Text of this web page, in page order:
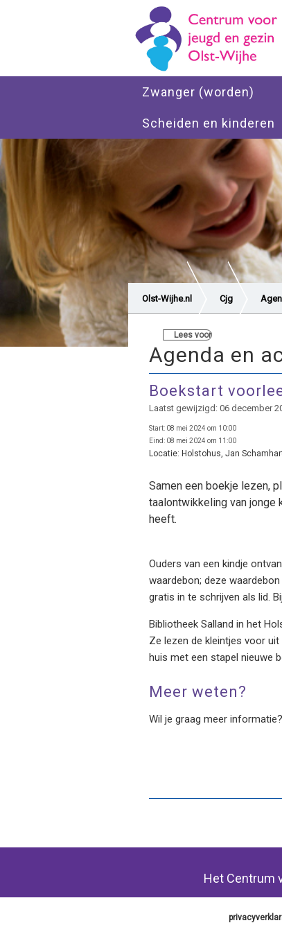
Zwanger (worden)
Scheiden en kinderen
Olst-Wijhe.nl Cjg
Lees voor
Agenda en
Boekstart
Laatst gewijzigd: 06 december
Start: 08 mei 2024 om 10:00
Eind: 08 mei 2024 om 11:00
Locatie: Holstohus, Jan
Samen een boekje lezen,
taalontwikkeling van jonge
heeft.
Ouders van een kindje
waardebon; deze
gratis in te schrijven als lid.
Bibliotheek Salland in het
Ze lezen de kleintjes voor
huis met een stapel nieuwe
Meer weten?
Wil je graag meer
Het Centrum